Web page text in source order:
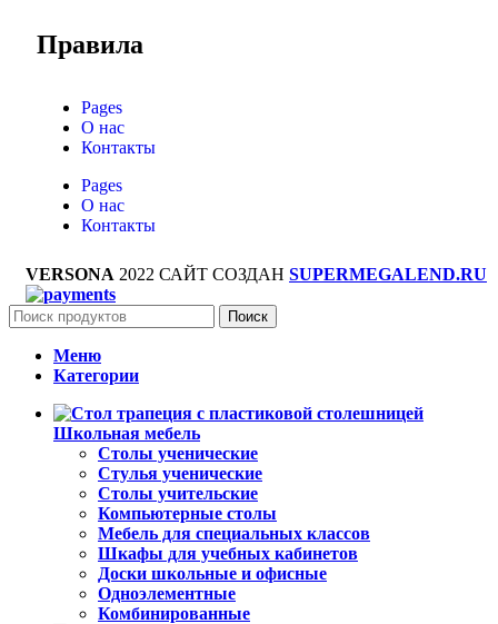
Правила
Pages
О нас
Контакты
Pages
О нас
Контакты
VERSONA 2022 САЙТ СОЗДАН SUPERMEGALEND.RU
Поиск
Меню
Категории
Школьная мебель
Столы ученические
Стулья ученические
Столы учительские
Компьютерные столы
Мебель для специальных классов
Шкафы для учебных кабинетов
Доски школьные и офисные
Одноэлементные
Комбинированные